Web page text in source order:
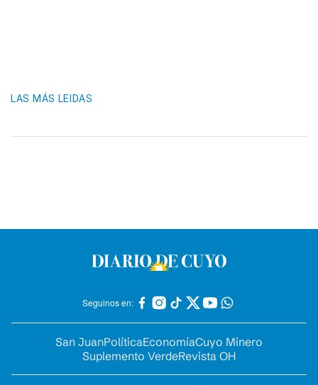
LAS MÁS LEIDAS
Seguinos en:
San JuanPolíticaEconomíaCuyo Minero
Suplemento VerdeRevista OH